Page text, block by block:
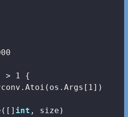
> 1 {
1])
int , size)